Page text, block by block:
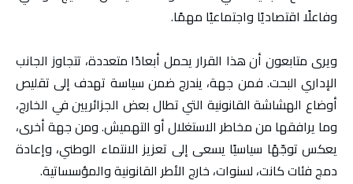
وفاعلًا اقتصاديًا واجتماعيًا مهمًا.
ويرى متابعون أن هذا القرار يحمل أبعادًا متعددة، تتجاوز الجانب
الإداري البحت. فمن جهة، يندرج ضمن سياسة تهدف إلى تقليص
أوضاع الهشاشة القانونية التي تطال بعض الجزائريين في الخارج،
وما يرافقها من مخاطر الاستغلال أو التهميش. ومن جهة أخرى،
يعكس توجّهًا سياسيًا يسعى إلى تعزيز الانتماء الوطني، وإعادة
دمج فئات كانت، لسنوات، خارج الأطر القانونية والمؤسساتية.